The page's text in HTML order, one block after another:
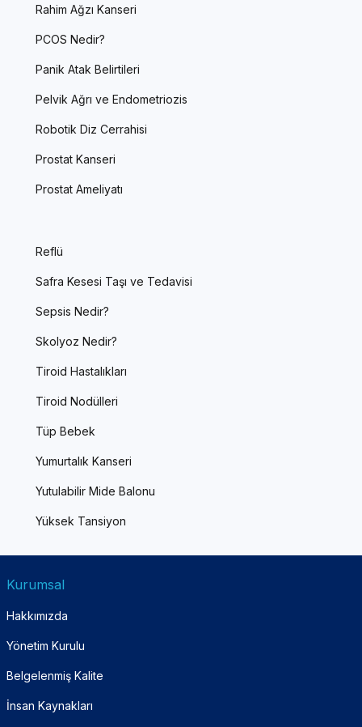
Rahim Ağzı Kanseri
PCOS Nedir?
Panik Atak Belirtileri
Pelvik Ağrı ve Endometriozis
Robotik Diz Cerrahisi
Prostat Kanseri
Prostat Ameliyatı
Reflü
Safra Kesesi Taşı ve Tedavisi
Sepsis Nedir?
Skolyoz Nedir?
Tiroid Hastalıkları
Tiroid Nodülleri
Tüp Bebek
Yumurtalık Kanseri
Yutulabilir Mide Balonu
Yüksek Tansiyon
Kurumsal
Hakkımızda
Yönetim Kurulu
Belgelenmiş Kalite
İnsan Kaynakları